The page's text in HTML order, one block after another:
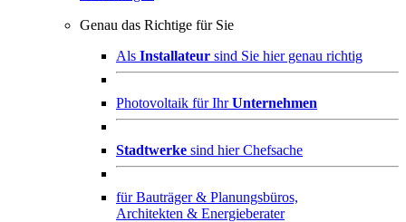
Genau das Richtige für Sie
Als Installateur sind Sie hier genau richtig
Photovoltaik für IhrUnternehmen
Stadtwerke sind hier Chefsache
fürBauträger & Planungsbüros,
Architekten & Energieberater